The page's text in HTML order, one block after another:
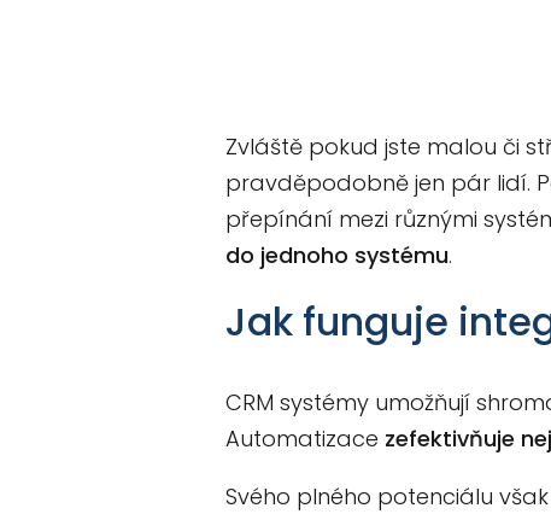
Zvláště pokud jste malou či
pravděpodobně jen pár lidí.
přepínání mezi různými
do jednoho systému.
Jak funguje
CRM systémy umožňují
Automatizace zefektivňuje
Svého plného potenciálu však